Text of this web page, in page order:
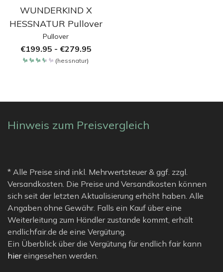
WUNDERKIND X
HESSNATUR Pullover
Pullover
€199.95 - €279.95
(hessnatur)
Hinweis zum Preisvergleich
* Alle Preise sind inkl. Mehrwertsteuer & ggf. zzgl.
Versandkosten. Die Preise und Versandkosten können
sich seit der letzten Aktualisierung erhöht haben. Alle
Angaben ohne Gewähr. Falls ein Kauf über eine
Weiterleitung zum Händler zustande kommt, erhält
endlichfair.de de eine Vergütung.
Ein Überblick über die Vergütung für endlich fair kann
hiereingesehen werden.